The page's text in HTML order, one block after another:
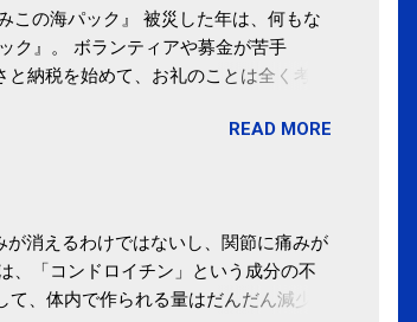
この海パック』 被災した年は、何もな
ク』。 ボランティアや募金が苦手
納税を始めて、お礼のことは全く考え
いないのでこちらの目的は......。 総務
READ MORE
消えるわけではないし、関節に痛みが
、「コンドロイチン」という成分の不
、体内で作られる量はだんだん減少し